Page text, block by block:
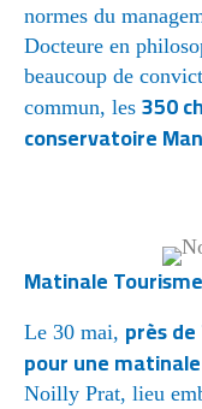
normes du
Docteure en
beaucoup de
commun, les 350
conservatoire
Matinale
Le 30 mai, près
pour une matinale
Noilly Prat, lieu